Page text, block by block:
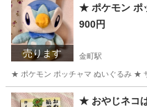
売ります
★ ポケモン ポ
900円
金町駅
★ ポケモン ポッチャマ ぬいぐるみ ★
東京 葛飾区 金町駅 おも
★ おやじネコ